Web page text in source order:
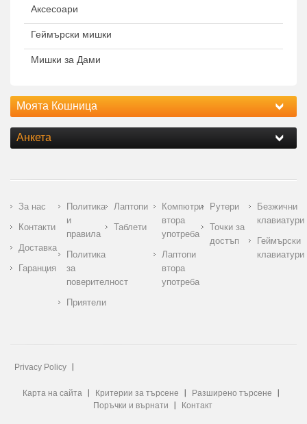
Аксесоари
Геймърски мишки
Мишки за Дами
Моята Кошница
Анкета
За нас
Контакти
Доставка
Гаранция
Политика
и
правила
Политика
за
поверителност
Приятели
Лаптопи
Таблети
Компютри
втора
употреба
Лаптопи
втора
употреба
Рутери
Точки за
достъп
Безжични
клавиатури
Геймърски
клавиатури
Privacy Policy
Карта на сайта Критерии за търсене
Разширено търсене
Поръчки и върнати
Контакт